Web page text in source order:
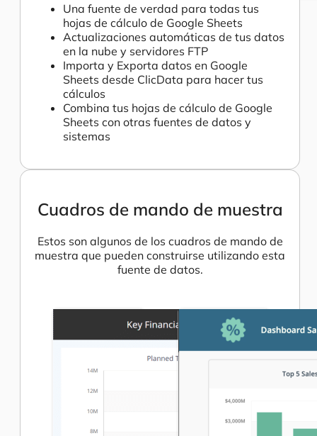
Una fuente de verdad para todas tus
hojas de cálculo de Google Sheets
Actualizaciones automáticas de tus datos
en la nube y servidores FTP
Importa y Exporta datos en Google
Sheets desde ClicData para hacer tus
cálculos
Combina tus hojas de cálculo de Google
Sheets con otras fuentes de datos y
sistemas
Cuadros de mando de muestra
Estos son algunos de los cuadros de mando de
muestra que pueden construirse utilizando esta
fuente de datos.